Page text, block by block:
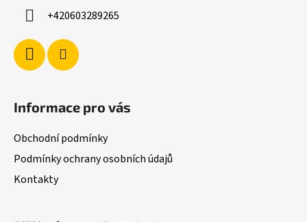
+420603289265
Informace pro vás
Obchodní podmínky
Podmínky ochrany osobních údajů
Kontakty